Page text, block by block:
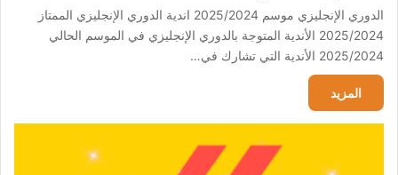
الدوري الإنجليزي موسم 2025/2024 اندية الدوري الإنجليزي الممتاز
2025/2024 الأندية المتوجة بالدوري الإنجليزي في الموسم الحالي
2025/2024 الأندية التي تشارك في…
المزيد